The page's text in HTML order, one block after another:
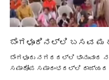
ಬೆಂಗಳೂರಿನಲ್ಲಿ ಬಸವ
ಬೆಂಗಳೂರು ನಗರದಲ್ಲಿ
ಸಮಾರೋಪ ಸಮಾರಂಭದಲ್ಲಿ